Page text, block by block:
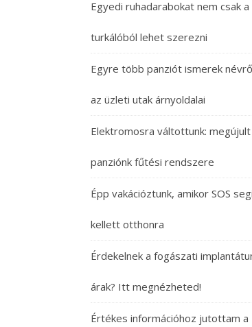
Egyedi ruhadarabokat nem csak a
turkálóból lehet szerezni
Egyre több panziót ismerek
az üzleti utak árnyoldalai
Elektromosra váltottunk: megújult
panziónk fűtési rendszere
Épp vakációztunk, amikor SOS
kellett otthonra
Érdekelnek a fogászati
árak? Itt megnézheted!
Értékes információhoz jutottam a